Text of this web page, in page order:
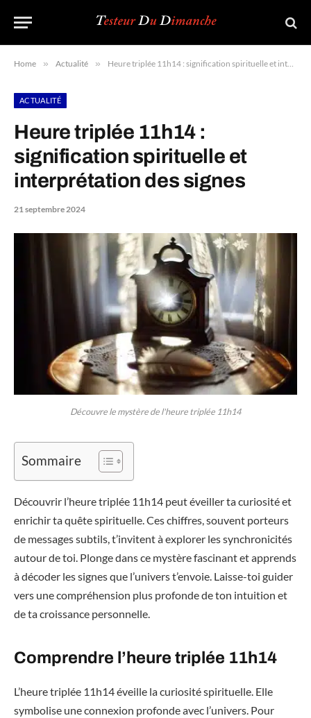
Home » Actualité » Heure triplée 11h14 : signification spirituelle et interprétation des signes
ACTUALITÉ
Heure triplée 11h14 :
signification spirituelle et
interprétation des signes
21 septembre 2024
Découvre le mystère de l'heure triplée 11h14
Sommaire
Découvrir l’heure triplée 11h14 peut éveiller ta curiosité et
enrichir ta quête spirituelle. Ces chiffres, souvent porteurs
de messages subtils, t’invitent à explorer les synchronicités
autour de toi. Plonge dans ce mystère fascinant et apprends
à décoder les signes que l’univers t’envoie. Laisse-toi guider
vers une compréhension plus profonde de ton intuition et
de ta croissance personnelle.
Comprendre l’heure triplée 11h14
L’heure triplée 11h14 éveille la curiosité spirituelle. Elle
symbolise une connexion profonde avec l’univers. Pour